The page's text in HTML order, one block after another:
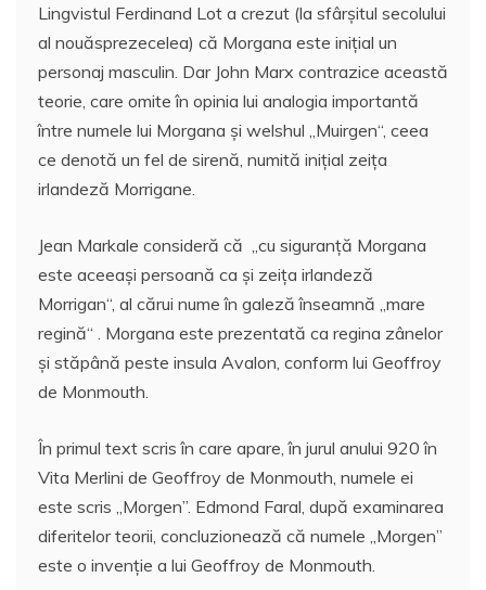
Lingvistul Ferdinand Lot a crezut (la sfârșitul secolului
al nouăsprezecelea) că Morgana este inițial un
personaj masculin. Dar John Marx contrazice această
teorie, care omite în opinia lui analogia importantă
între numele lui Morgana și welshul „Muirgen“, ceea
ce denotă un fel de sirenă, numită inițial zeița
irlandeză Morrigane.
Jean Markale consideră că „cu siguranță Morgana
este aceeași persoană ca și zeița irlandeză
Morrigan“, al cărui nume în galeză înseamnă „mare
regină“ . Morgana este prezentată ca regina zânelor
și stăpână peste insula Avalon, conform lui Geoffroy
de Monmouth.
În primul text scris în care apare, în jurul anului 920 în
Vita Merlini de Geoffroy de Monmouth, numele ei
este scris „Morgen”. Edmond Faral, după examinarea
diferitelor teorii, concluzionează că numele „Morgen”
este o invenție a lui Geoffroy de Monmouth.